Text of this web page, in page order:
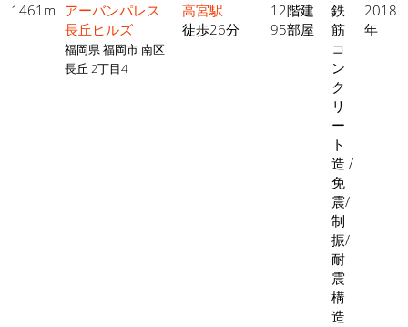
1461m アーバンパレス
長丘ヒルズ
福岡県 福岡市 南区
長丘 2丁目4
高宮駅
徒歩26分
12階建
95部屋
鉄
筋
コ
ン
ク
リ
ー
ト
造 /
免
震/
制
振/
耐
震
構
造
2018
年